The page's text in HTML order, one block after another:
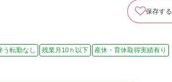
保存する
う転勤なし 残業月10ｈ以下
産休・育休取得実績有り